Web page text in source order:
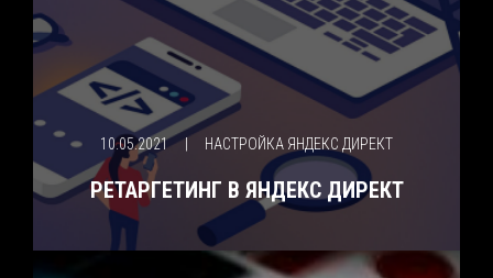
10.05.2021 НАСТРОЙКА ЯНДЕКС ДИРЕКТ
РЕТАРГЕТИНГ В ЯНДЕКС ДИРЕКТ